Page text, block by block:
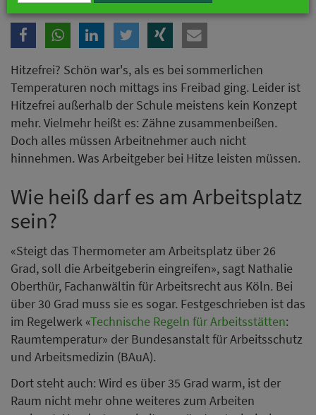
Hitzefrei? Schön war's, als es bei sommerlichen
Temperaturen noch mittags ins Freibad ging. Leider ist
Hitzefrei außerhalb der Schule meistens kein Konzept
mehr. Vielmehr heißt es: Zähne zusammenbeißen.
Doch alles müssen Arbeitnehmer auch nicht
hinnehmen. Was Arbeitgeber bei Hitze leisten müssen.
Wie heiß darf es am Arbeitsplatz
sein?
«Steigt das Thermometer am Arbeitsplatz über 26
Grad, soll die Arbeitgeberin eingreifen», sagt Nathalie
Oberthür, Fachanwältin für Arbeitsrecht aus Köln. Bei
über 30 Grad muss sie es sogar. Festgeschrieben ist das
im Regelwerk «Technische Regeln für Arbeitsstätten:
Raumtemperatur» der Bundesanstalt für Arbeitsschutz
und Arbeitsmedizin (BAuA).
Dort steht auch: Wird es über 35 Grad warm, ist der
Raum nicht mehr ohne weiteres zum Arbeiten